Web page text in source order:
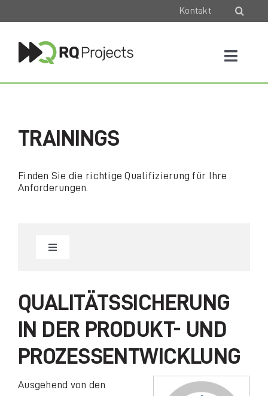
content
Kontakt
Toggle
Consulting & Coaching
TRAININGS
Finden Sie die richtige Qualifizierung für Ihre
Anforderungen.
Toggle
Alle Trainings und Lehrgänge
Zertifizierte Lehrgänge
QUALITÄTSSICHERUNG
IN DER PRODUKT- UND
PROZESSENTWICKLUNG
Ausgehend von den